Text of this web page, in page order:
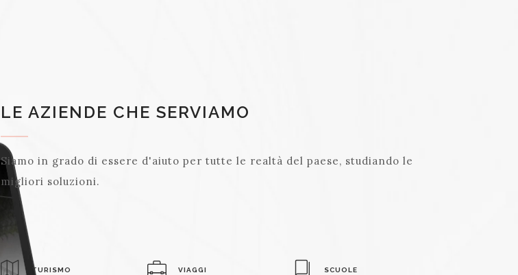
LE AZIENDE CHE SERVIAMO
Siamo in grado di essere d'aiuto per tutte le realtà del paese, studiando le
migliori soluzioni.
TURISMO VIAGGI SCUOLE